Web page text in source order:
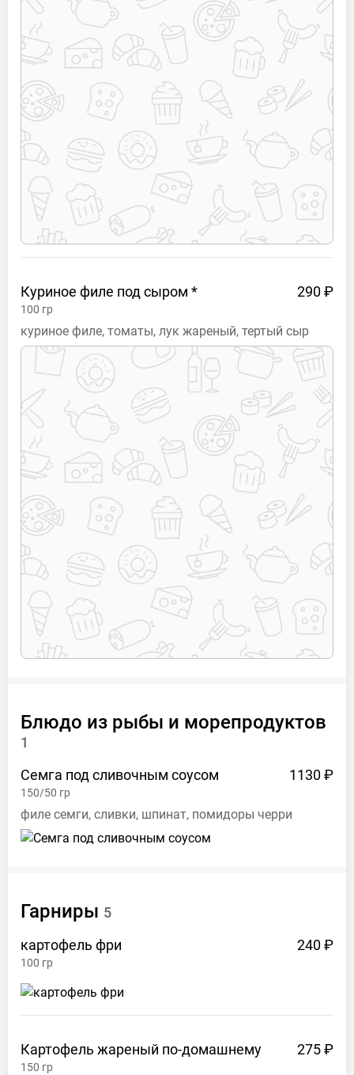
Куриное филе под сыром * 290 ₽
100 гр
куриное филе, томаты, лук жареный, тертый сыр
Блюдо из рыбы и морепродуктов
1
Семга под сливочным соусом 1130 ₽
150/50 гр
филе семги, сливки, шпинат, помидоры черри
Гарниры 5
картофель фри 240 ₽
100 гр
Картофель жареный по-домашнему 275 ₽
150 гр